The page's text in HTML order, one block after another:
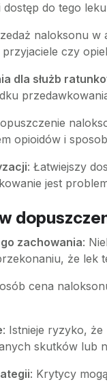
dostęp do tego
naloksonu w
czy
dla służb
opioidów i
: Łatwiejszy
jest
zachowania:
że lek
cena
: Istnieje ryzyko,
skutków lub
: Krytycy